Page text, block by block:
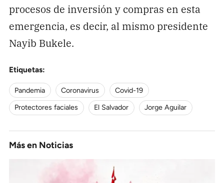
procesos de inversión y compras en esta
emergencia, es decir, al mismo presidente
Nayib Bukele.
Etiquetas:
Pandemia Coronavirus
Covid-19
Protectores faciales
El Salvador Jorge Aguilar
Más en Noticias